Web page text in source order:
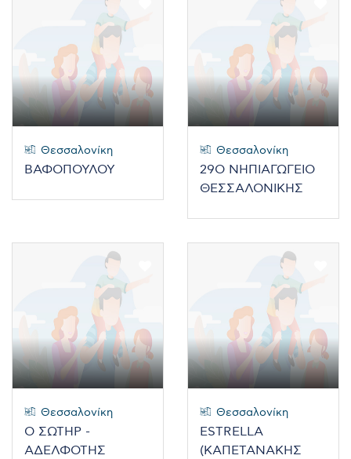
Θεσσαλονίκη
ΒΑΦΟΠΟΥΛΟΥ
Θεσσαλονίκη
29O ΝΗΠΙΑΓΩΓΕΙΟ
ΘΕΣΣΑΛΟΝΙΚΗΣ
Θεσσαλονίκη
Ο ΣΩΤΗΡ -
ΑΔΕΛΦΟΤΗΣ
Θεσσαλονίκη
ESTRELLA
(ΚΑΠΕΤΑΝΑΚΗΣ